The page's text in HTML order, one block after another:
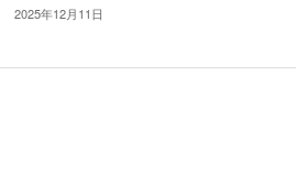
2025年12月11日